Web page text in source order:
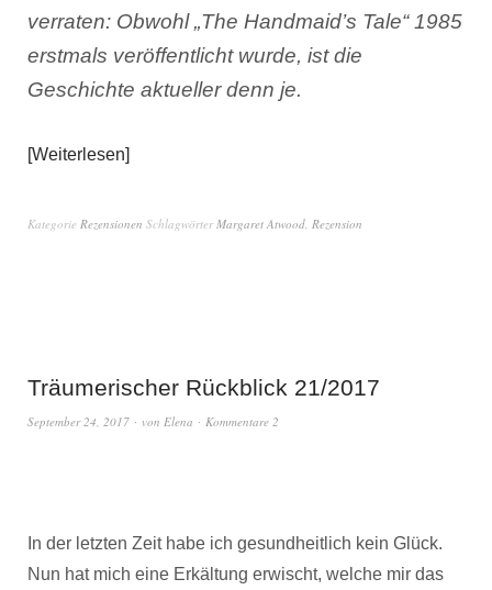
verraten: Obwohl „The Handmaid’s Tale“ 1985
erstmals veröffentlicht wurde, ist die
Geschichte aktueller denn je.
Weiterlesen
Kategorie Rezensionen SchlagwörterMargaret Atwood, Rezension
Träumerischer Rückblick 21/2017
September 24, 2017 von Elena Kommentare 2
In der letzten Zeit habe ich gesundheitlich kein Glück.
Nun hat mich eine Erkältung erwischt, welche mir das